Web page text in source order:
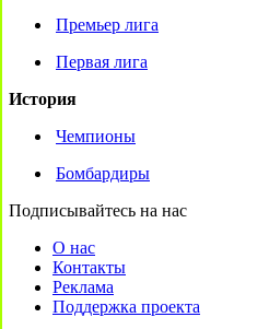
Премьер лига
Первая лига
История
Чемпионы
Бомбардиры
Подписывайтесь на нас
О нас
Контакты
Реклама
Поддержка проекта